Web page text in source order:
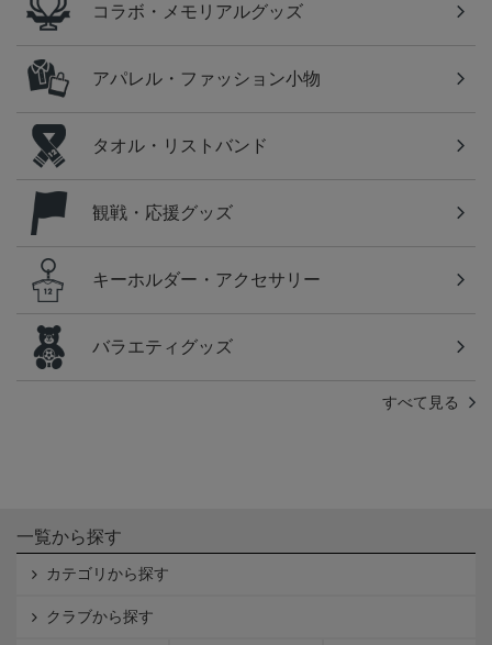
コラボ・メモリアルグッズ
アパレル・ファッション小物
タオル・リストバンド
観戦・応援グッズ
キーホルダー・アクセサリー
バラエティグッズ
すべて見る
一覧から探す
カテゴリから探す
クラブから探す